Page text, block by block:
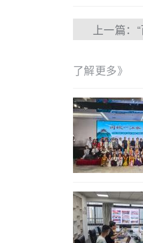
上一篇：
了解更多》